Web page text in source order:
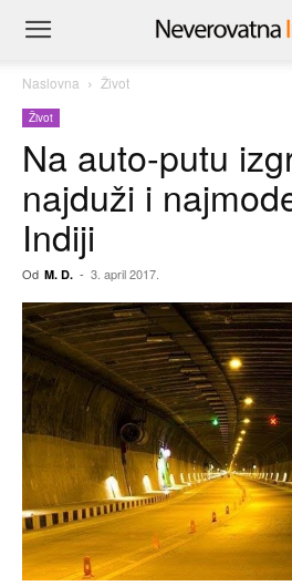
Naslovna Život
Život
Na auto-putu
najduži i
Indiji
Od M. D. - 3. april 2017.